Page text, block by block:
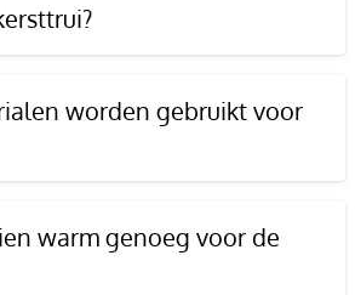
worden gebruikt voor
warm genoeg voor de